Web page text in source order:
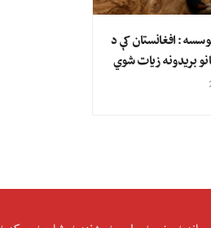
افغانستان کې د
بریدونه زیات شوي